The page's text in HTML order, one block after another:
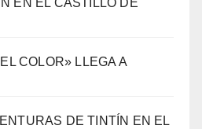
EN EL CASTILLO DE
COLOR» LLEGA A
DE TINTÍN EN EL